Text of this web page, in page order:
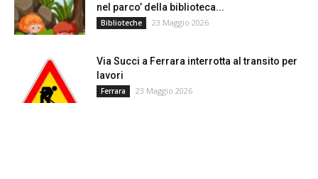
nel parco’ della biblioteca...
Biblioteche 23 Maggio 2026
Via Succi a Ferrara interrotta al transito per
lavori
Ferrara 23 Maggio 2026